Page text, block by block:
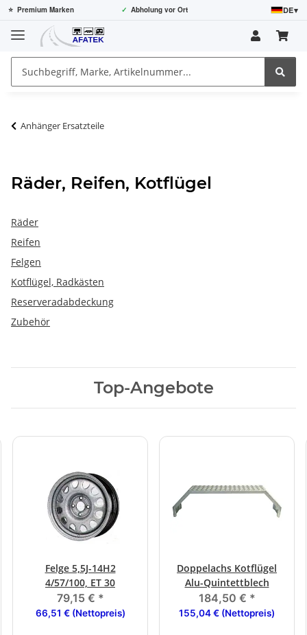
⭐ Premium Marken ✓ Abholung vor Ort DE▾
Anhänger Ersatzteile
Räder, Reifen, Kotflügel
Räder
Reifen
Felgen
Kotflügel, Radkästen
Reserveradabdeckung
Zubehör
Top-Angebote
Felge 5,5J-14H2
4/57/100, ET 30
79,15 € *
66,51 € (Nettopreis)
Doppelachs Kotflügel
Alu-Quintettblech
184,50 € *
155,04 € (Nettopreis)